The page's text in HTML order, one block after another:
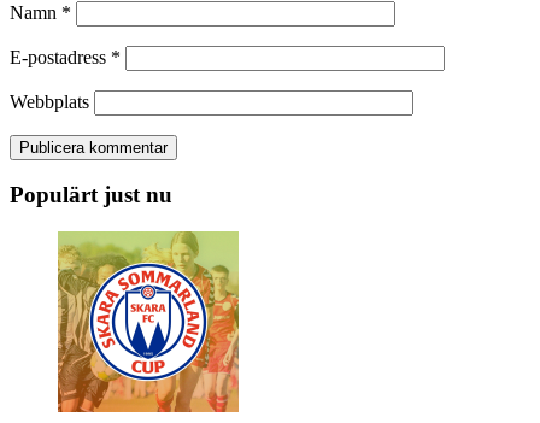
Namn *
E-postadress *
Webbplats
Populärt just nu